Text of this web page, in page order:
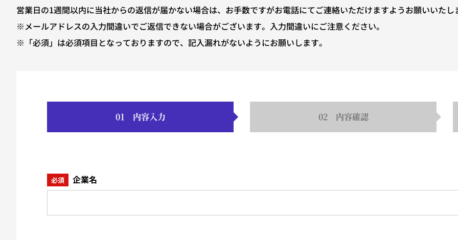
運営会社
お知らせ
営業日の1週間以内に当社からの返信が届かない場合は、お手数ですがお電話にてご連絡いただけますようお願いいたし
※メールアドレスの入力間違いでご返信できない場合がございます。入力間違いにご注意ください。
※「必須」は必須項目となっておりますので、記入漏れがないようにお願いします。
01 内容入力 02 内容確認
必須 企業名